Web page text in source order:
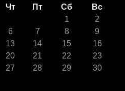
Чт Пт Сб
Вс
1
2
6 7 8
9
13 14 15
16
20 21 22
23
27 28 29
30